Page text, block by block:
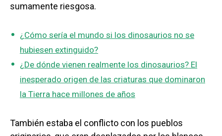
sumamente riesgosa.
¿Cómo sería el mundo si los dinosaurios no se
hubiesen extinguido?
¿De dónde vienen realmente los dinosaurios? El
inesperado origen de las criaturas que dominaron
la Tierra hace millones de años
También estaba el conflicto con los pueblos